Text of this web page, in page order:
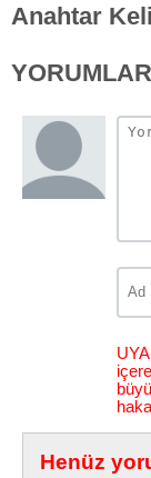
Anahtar
YORUMLAR
Henüz